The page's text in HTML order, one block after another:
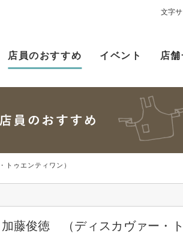
文字
店員のおすすめ イベント 店
トゥエンティワン）
加藤俊徳 （ディスカヴァー・